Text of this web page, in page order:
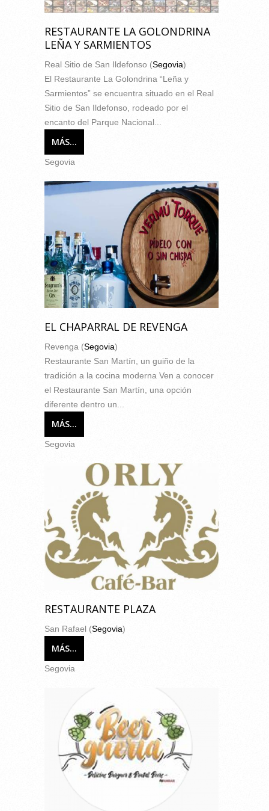
RESTAURANTE LA GOLONDRINA
LEÑA Y SARMIENTOS
Real Sitio de San Ildefonso (Segovia)
El Restaurante La Golondrina “Leña y
Sarmientos” se encuentra situado en el Real
Sitio de San Ildefonso, rodeado por el
encanto del Parque Nacional...
MÁS...
Segovia
EL CHAPARRAL DE REVENGA
Revenga (Segovia)
Restaurante San Martín, un guiño de la
tradición a la cocina moderna Ven a conocer
el Restaurante San Martín, una opción
diferente dentro un...
MÁS...
Segovia
RESTAURANTE PLAZA
San Rafael (Segovia)
MÁS...
Segovia